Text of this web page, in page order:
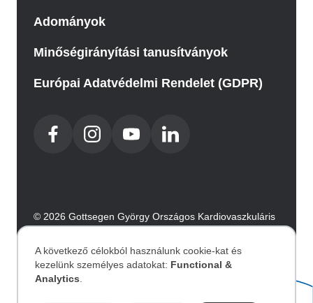
Adományok
Minőségirányítási tanusítványok
Európai Adatvédelmi Rendelet (GDPR)
© 2026 Gottsegen György Országos Kardiovaszkuláris
Intézet. Minden jog fenntartva.
Személyes
A következő célokból használunk cookie-kat és
kezelünk személyes adatokat: Functional &
Analytics